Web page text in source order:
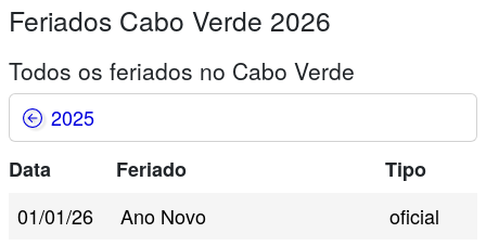
Feriados Cabo Verde 2026
Todos os feriados no Cabo Verde
2025
Data
Feriado
Tipo
01/01/26
Ano Novo
oficial